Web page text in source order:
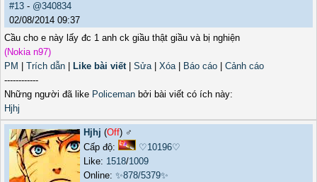
#13 - @340834
02/08/2014 09:37
Cầu cho e này lấy đc 1 anh ck giầu thật giầu và bị nghiện
(Nokia n97)
PM
Trích dẫn Like bài viết| Sửa| Xóa| Báo cáo
Cảnh cáo
------------
Những người đã like Policeman bởi bài viết có ích này:
Hjhj
Hjhj (Off) ♂️
Cấp độ:
♡10196♡
Like: 1518/1009
Online: ✨878/5379✨